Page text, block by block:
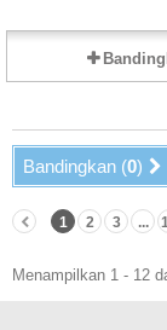
Bandingkan (0)
1 2 3 ...
Menampilkan 1 - 12